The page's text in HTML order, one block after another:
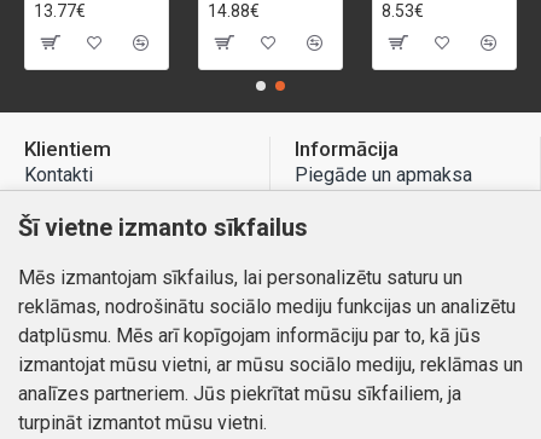
13.77€ 14.88€ 8.53€
Klientiem
Kontakti
Preču atgriešana
Mans profils
Pasūtījumi
Informācija
Piegāde un apmaksa
Atteikuma tiesības
Kontakti
Šī vietne izmanto sīkfailus
Mēs izmantojam sīkfailus, lai personalizētu saturu un
reklāmas, nodrošinātu sociālo mediju funkcijas un analizētu
datplūsmu. Mēs arī kopīgojam informāciju par to, kā jūs
izmantojat mūsu vietni, ar mūsu sociālo mediju, reklāmas un
analīzes partneriem. Jūs piekrītat mūsu sīkfailiem, ja
turpināt izmantot mūsu vietni.